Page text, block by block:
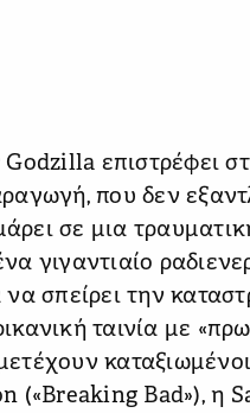
Godzilla επιστρέφει
που δεν
σε μια
γιγαντιαίο
να σπείρει την
ταινία με
(«Breaking Bad»), η